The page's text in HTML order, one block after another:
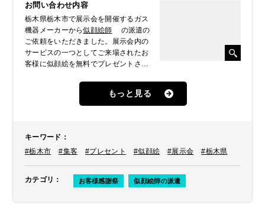
お問い合わせ内容
栃木県栃木市で展示会を開催するガス
機器メーカーから似顔絵師
の派遣の
ご依頼をいただきました。展示会内の
サービスの一つとしてご来場されたお
客様に似顔絵を無料でプレゼントされ
もっと見る
キーワード ：
#栃木市
#集客 #プレセント #似顔絵 #展示会 #栃木県
カテゴリ ： お客様感謝祭 似顔絵師の派遣